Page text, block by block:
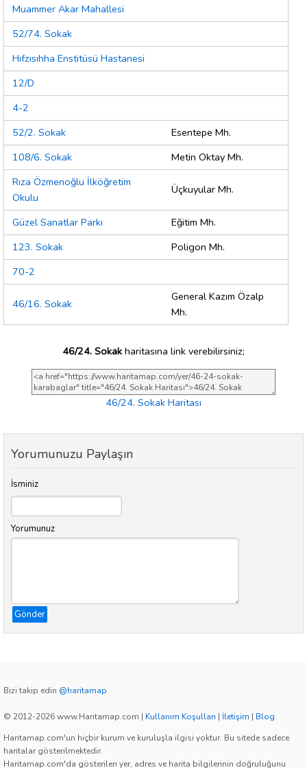
Muammer Akar Mahallesi
52/74. Sokak
Hıfzısıhha Enstitüsü Hastanesi
12/D
4-2
52/2. Sokak
Esentepe Mh.
108/6. Sokak
Metin Oktay Mh.
Rıza Özmenoğlu İlköğretim
Okulu
Üçkuyular Mh.
Güzel Sanatlar Parkı
Eğitim Mh.
123. Sokak
Poligon Mh.
70-2
46/16. Sokak
General Kazım Özalp
Mh.
46/24. Sokak haritasına link verebilirsiniz;
46/24. Sokak Haritası
Yorumunuzu Paylaşın
İsminiz
Yorumunuz
Gönder
Bizi takip edin @haritamap
© 2012-2026 www.Haritamap.com | Kullanım Koşulları | İletişim | Blog
Haritamap.com'un hiçbir kurum ve kuruluşla ilgisi yoktur. Bu sitede sadece
haritalar gösterilmektedir.
Haritamap.com'da gösterilen yer, adres ve harita bilgilerinin doğruluğunu